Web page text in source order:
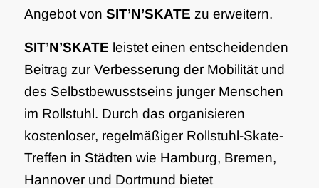
Angebot von SIT’N’SKATE zu erweitern.
SIT’N’SKATE leistet einen entscheidenden
Beitrag zur Verbesserung der Mobilität und
des Selbstbewusstseins junger Menschen
im Rollstuhl. Durch das organisieren
kostenloser, regelmäßiger Rollstuhl-Skate-
Treffen in Städten wie Hamburg, Bremen,
Hannover und Dortmund bietet